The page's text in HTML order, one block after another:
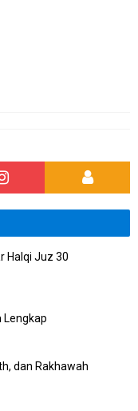
Halqi Juz 30
Lengkap
dan Rakhawah